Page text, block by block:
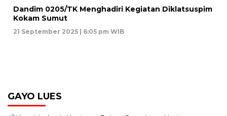
Dandim 0205/TK Menghadiri Kegiatan Diklatsuspim
Kokam Sumut
21 September 2025 | 6:05 pm WIB
GAYO LUES